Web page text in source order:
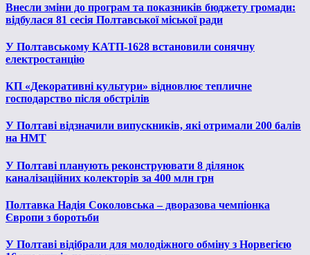
Внесли зміни до програм та показників бюджету громади:
відбулася 81 сесія Полтавської міської ради
У Полтавському КАТП-1628 встановили сонячну
електростанцію
КП «Декоративні культури» відновлює тепличне
господарство після обстрілів
У Полтаві відзначили випускників, які отримали 200 балів
на НМТ
У Полтаві планують реконструювати 8 ділянок
каналізаційних колекторів за 400 млн грн
Полтавка Надія Соколовська – дворазова чемпіонка
Європи з боротьби
У Полтаві відібрали для молодіжного обміну з Норвегією